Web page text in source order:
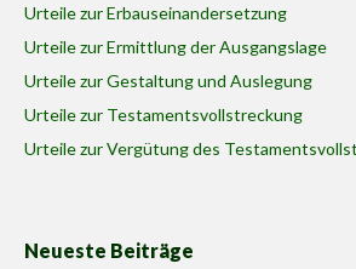
Urteile zur Erbauseinandersetzung
Urteile zur Ermittlung der Ausgangslage
Urteile zur Gestaltung und Auslegung
Urteile zur Testamentsvollstreckung
Urteile zur Vergütung des
Neueste Beiträge